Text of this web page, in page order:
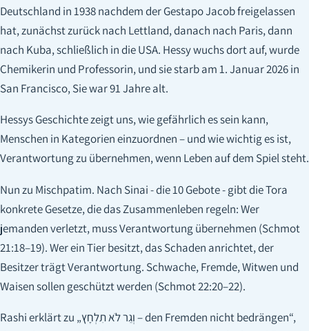
Deutschland in 1938 nachdem der Gestapo Jacob freigelassen
hat, zunächst zurück nach Lettland, danach nach Paris, dann
nach Kuba, schließlich in die USA. Hessy wuchs dort auf, wurde
Chemikerin und Professorin, und sie starb am 1. Januar 2026 in
San Francisco, Sie war 91 Jahre alt.
Hessys Geschichte zeigt uns, wie gefährlich es sein kann,
Menschen in Kategorien einzuordnen – und wie wichtig es ist,
Verantwortung zu übernehmen, wenn Leben auf dem Spiel steht.
Nun zu Mischpatim. Nach Sinai - die 10 Gebote - gibt die Tora
konkrete Gesetze, die das Zusammenleben regeln: Wer
jemanden verletzt, muss Verantwortung übernehmen (Schmot
21:18–19). Wer ein Tier besitzt, das Schaden anrichtet, der
Besitzer trägt Verantwortung. Schwache, Fremde, Witwen und
Waisen sollen geschützt werden (Schmot 22:20–22).
Rashi erklärt zu „וְגֵר לֹא תִלְחָץ – den Fremden nicht bedrängen“,